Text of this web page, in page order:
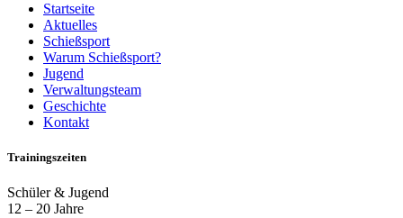
Startseite
Aktuelles
Schießsport
Warum Schießsport?
Jugend
Verwaltungsteam
Geschichte
Kontakt
Trainingszeiten
Schüler & Jugend
12 – 20 Jahre